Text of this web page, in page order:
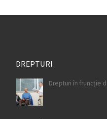
DREPTURI
Drepturi în fruncție